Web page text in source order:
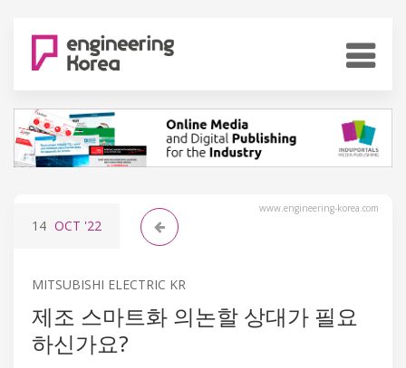
www.engineering-korea.com
14 OCT '22
MITSUBISHI ELECTRIC KR
제조 스마트화 의논할 상대가 필요
하신가요?